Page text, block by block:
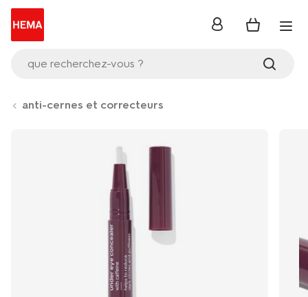
que recherchez-vous ?
se
anti-cernes et correcteurs